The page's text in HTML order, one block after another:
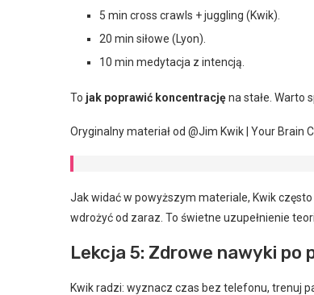
5 min cross crawls + juggling (Kwik).
20 min siłowe (Lyon).
10 min medytacja z intencją.
To jak poprawić koncentracjęna stałe. Warto
Oryginalny materiał od @Jim Kwik | Your Brain
Jak widać w powyższym materiale, Kwik
wdrożyć od zaraz. To świetne uzupełnienie
Lekcja 5: Zdrowe nawyki
Kwik radzi: wyznacz czas bez telefonu, trenuj